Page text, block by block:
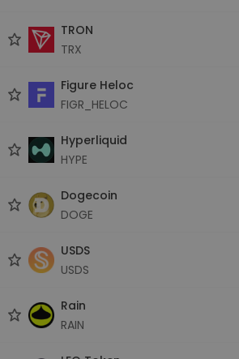
TRON
TRX
Figure Heloc
FIGR_HELOC
Hyperliquid
HYPE
Dogecoin
DOGE
USDS
USDS
Rain
RAIN